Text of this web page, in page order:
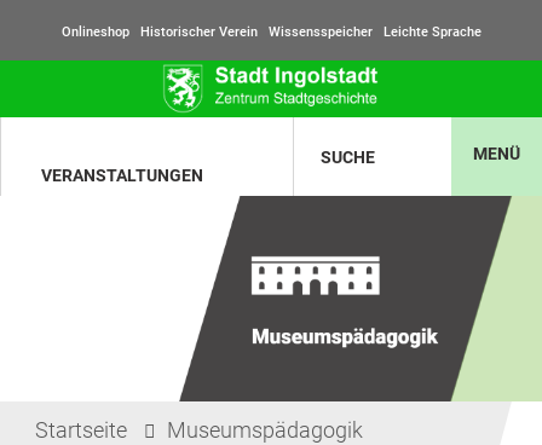
Onlineshop Historischer Verein Wissensspeicher Leichte Sprache
VERANSTALTUNGEN
SUCHE MENÜ
Startseite
Museumspädagogik